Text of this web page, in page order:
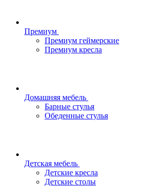
Премиум
Премиум геймерские
Премиум кресла
Домашняя мебель
Барные стулья
Обеденные стулья
Детская мебель
Детские кресла
Детские столы